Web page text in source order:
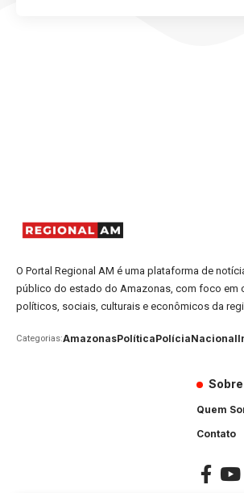
O Portal Regional AM é uma plataforma de
público do estado do Amazonas, com foco em
políticos, sociais, culturais e econômicos da
Categorias:AmazonasPolíticaPolíciaNacional
Quem
Contato